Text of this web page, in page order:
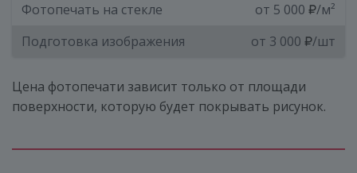
Фотопечать на стекле от 5 000
/м²
Подготовка изображения
от 3 000 /шт
Цена фотопечати зависит только от площади
поверхности, которую будет покрывать рисунок.